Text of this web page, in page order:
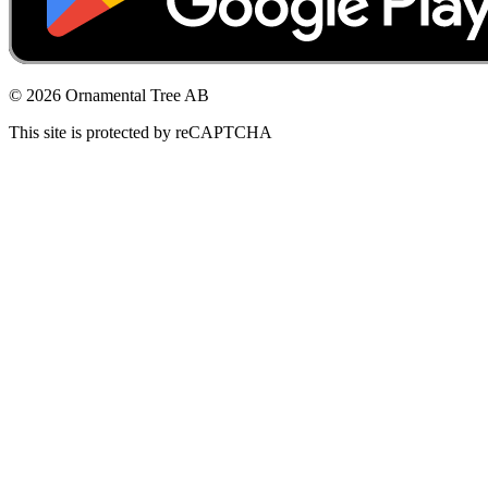
© 2026 Ornamental Tree AB
This site is protected by reCAPTCHA